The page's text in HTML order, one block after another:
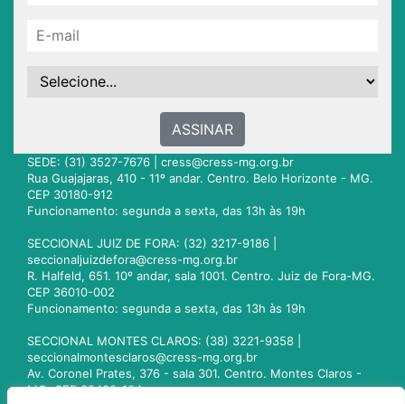
ASSINAR
SEDE: (31) 3527-7676 | cress@cress-mg.org.br
Rua Guajajaras, 410 - 11º andar. Centro. Belo Horizonte - MG.
CEP 30180-912
Funcionamento: segunda a sexta, das 13h às 19h
SECCIONAL JUIZ DE FORA: (32) 3217-9186 |
seccionaljuizdefora@cress-mg.org.br
R. Halfeld, 651. 10º andar, sala 1001. Centro. Juiz de Fora-MG.
CEP 36010-002
Funcionamento: segunda a sexta, das 13h às 19h
SECCIONAL MONTES CLAROS: (38) 3221-9358 |
seccionalmontesclaros@cress-mg.org.br
Av. Coronel Prates, 376 - sala 301. Centro. Montes Claros -
MG. CEP 39400-104